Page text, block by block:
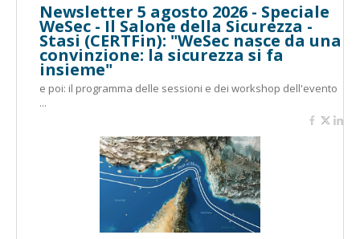
Newsletter 5 agosto 2026 - Speciale
WeSec - Il Salone della Sicurezza -
Stasi (CERTFin): "WeSec nasce da una
convinzione: la sicurezza si fa
insieme"
e poi: il programma delle sessioni e dei workshop dell'evento
...